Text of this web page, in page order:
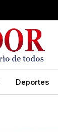
Deportes